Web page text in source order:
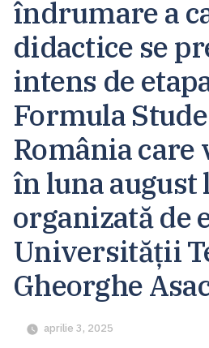
îndrumare a
didactice se
intens de
Formula
România care
în luna august
organizată de
Universității
Gheorghe
aprilie 3, 2025